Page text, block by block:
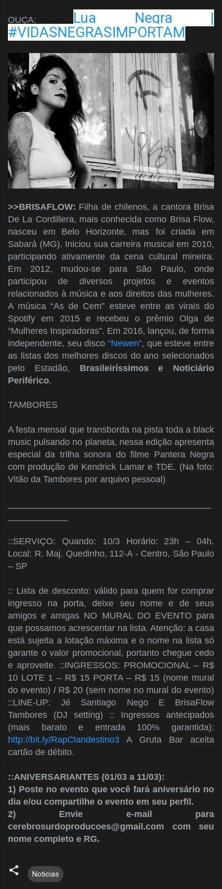
OUÇA: Lua Negra |
#VIDASNEGRASIMPORTAM
>>BRISAFLOW: Filha de chilenos, a cantora Brisa
De La Cordillera, mais conhecida como Brisa Flow,
nasceu em Belo Horizonte, mas foi criada em
Sabará (MG). Iniciou sua carreira musical em 2010,
participando ativamente da cena cultural mineira.
Em 2012, mudou-se para São Paulo, onde
participou de diversos projetos e eventos
relacionados à música e aos direitos das mulheres.
A música “As de Cem” esteve entre as virais do
Spotify em 2015 e recebeu o prêmio Olga de
“Mulheres Inspiradoras”. Em 2016, lançou, de forma
independente, seu disco “Newen”, que esteve entre
as listas dos melhores discos do ano selecionados
pelo Estadão, Brasileiríssimos e Noticiário
Periférico.
TAMBORES
A festa mensal que transborda na pista toda a black
music pulsando no planeta, nessa edição apresenta
especial da trilha sonora do filme Pantera Negra
com produção de Kendrick Lamar e TDE. (Na foto:
Vitão da Tambores por arquivo pessoal)
::SERVIÇO: Quando: 10/3 Horário: 23h – 04h.
Local: R. Maj. Quedinho, 112-A - Centro, São Paulo
– SP
:: Lista de desconto: válido para quem for comprar
ingresso na porta, deixe seu nome e de seus
amigos e amigas NO MURAL DO EVENTO para
que possamos acrescentar na lista. Atenção: a casa
está sujeita a lotação máxima e o nome na lista só
garante o valor promocional, portanto chegue cedo
e aproveite. ::INGRESSOS: PROMOCIONAL – R$
10 LOTE 1 – R$ 15 PORTA – R$ 15 (nome mural
do evento) / R$ 20 (sem nome no mural do evento)
::LINE-UP: Jé Santiago Nego E BrisaFlow
Tambores (DJ setting) :: Ingressos antecipados
(mais barato e entrada 100% garantida):
http://bit.ly/RapClandestino3 A Gruta Bar aceita
cartão de débito.
::ANIVERSARIANTES (01/03 a 11/03):
1) Poste no evento que você fará aniversário no
dia e/ou compartilhe o evento em seu perfil.
2) Envie e-mail para
cerebrosurdoproducoes@gmail.com com seu
nome completo e RG.
Noticias